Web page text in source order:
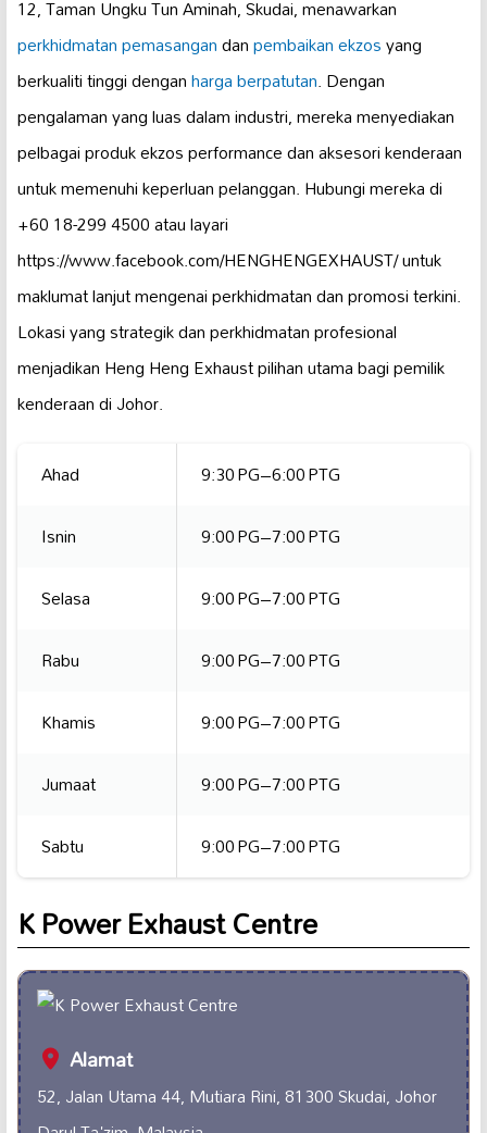
12, Taman Ungku Tun Aminah, Skudai, menawarkan
perkhidmatan pemasangandanpembaikan ekzosyang
berkualiti tinggi denganharga berpatutan. Dengan
pengalaman yang luas dalam industri, mereka menyediakan
pelbagai produk ekzos performance dan aksesori kenderaan
untuk memenuhi keperluan pelanggan. Hubungi mereka di
+60 18-299 4500 atau layari
https://www.facebook.com/HENGHENGEXHAUST/ untuk
maklumat lanjut mengenai perkhidmatan dan promosi terkini.
Lokasi yang strategik dan perkhidmatan profesional
menjadikan Heng Heng Exhaust pilihan utama bagi pemilik
kenderaan di Johor.
Ahad
9:30 PG–6:00 PTG
Isnin
9:00 PG–7:00 PTG
Selasa
9:00 PG–7:00 PTG
Rabu
9:00 PG–7:00 PTG
Khamis
9:00 PG–7:00 PTG
Jumaat
9:00 PG–7:00 PTG
Sabtu
9:00 PG–7:00 PTG
K Power Exhaust Centre
Alamat
52, Jalan Utama 44, Mutiara Rini, 81300 Skudai, Johor